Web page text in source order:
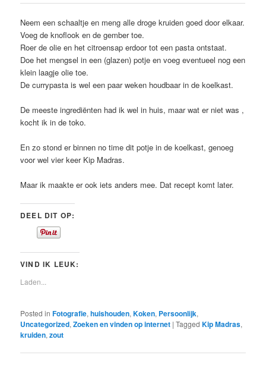
Neem een schaaltje en meng alle droge kruiden goed door elkaar.
Voeg de knoflook en de gember toe.
Roer de olie en het citroensap erdoor tot een pasta ontstaat.
Doe het mengsel in een (glazen) potje en voeg eventueel nog een
klein laagje olie toe.
De currypasta is wel een paar weken houdbaar in de koelkast.
De meeste ingrediënten had ik wel in huis, maar wat er niet was ,
kocht ik in de toko.
En zo stond er binnen no time dit potje in de koelkast, genoeg
voor wel vier keer Kip Madras.
Maar ik maakte er ook iets anders mee. Dat recept komt later.
DEEL DIT OP:
VIND IK LEUK:
Laden...
Posted in Fotografie,huishouden,Koken, Persoonlijk,
Uncategorized,Zoeken en vinden op internet |Tagged Kip Madras,
kruiden,zout